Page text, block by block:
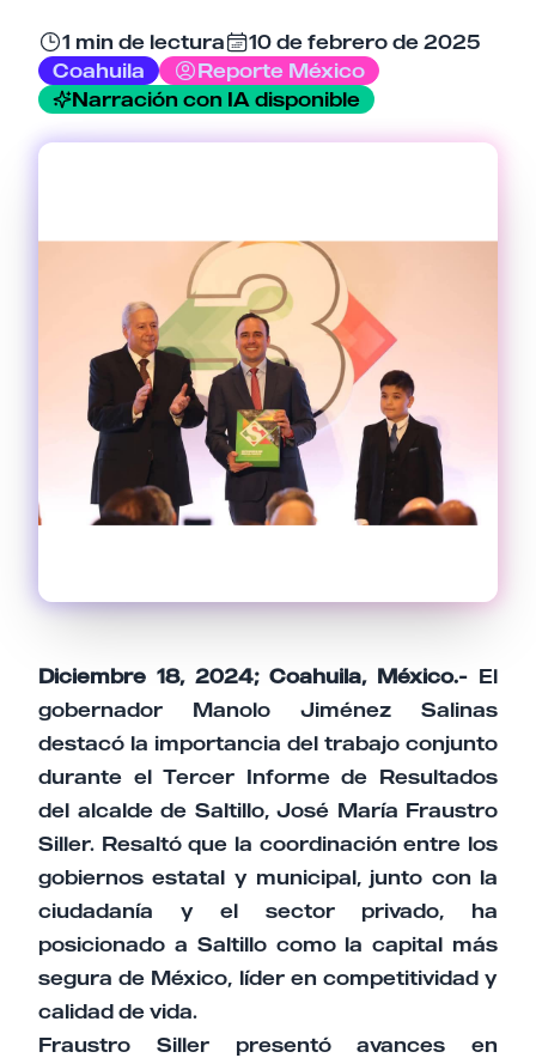
1 min de lectura
10 de febrero de 2025
Coahuila
Reporte México
Narración con IA disponible
Diciembre 18, 2024; Coahuila, México.- El
gobernador Manolo Jiménez Salinas
destacó la importancia del trabajo conjunto
durante el Tercer Informe de Resultados
del alcalde de Saltillo, José María Fraustro
Siller. Resaltó que la coordinación entre los
gobiernos estatal y municipal, junto con la
ciudadanía y el sector privado, ha
posicionado a Saltillo como la capital más
segura de México, líder en competitividad y
calidad de vida.
Fraustro Siller presentó avances en